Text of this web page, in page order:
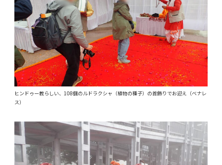
ヒンドゥー教らしい、108個のルドラクシャ（植物の種子）の首飾りでお迎え（ベナレ
ス）